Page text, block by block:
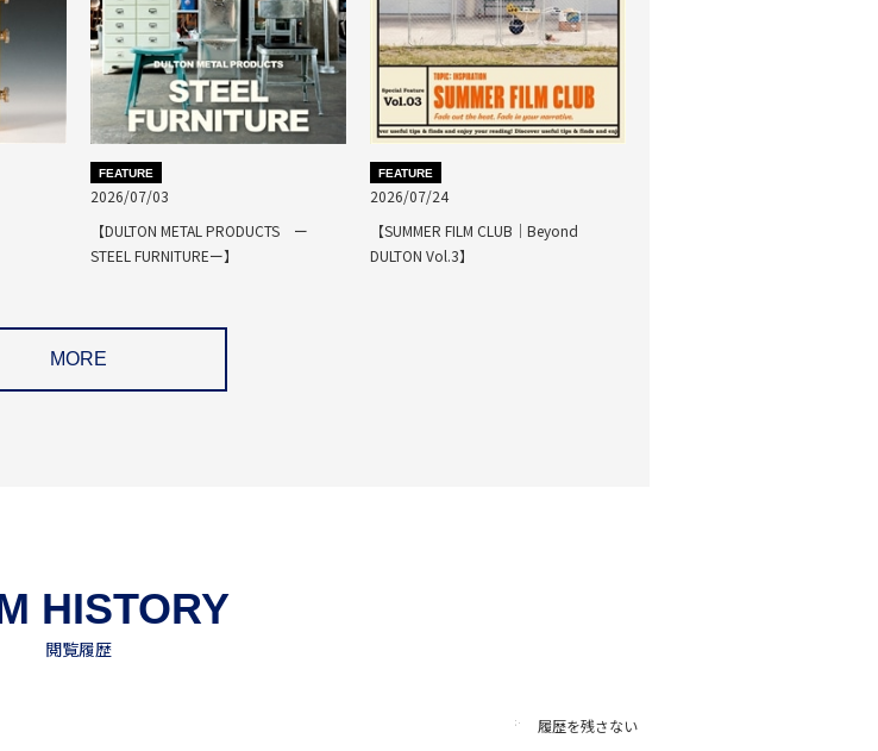
FEATURE
2026/07/03
【DULTON METAL PRODUCTS ー
STEEL FURNITUREー】
FEATURE
2026/07/24
【SUMMER FILM CLUB｜Beyond
DULTON Vol.3】
MORE
履歴を残さない